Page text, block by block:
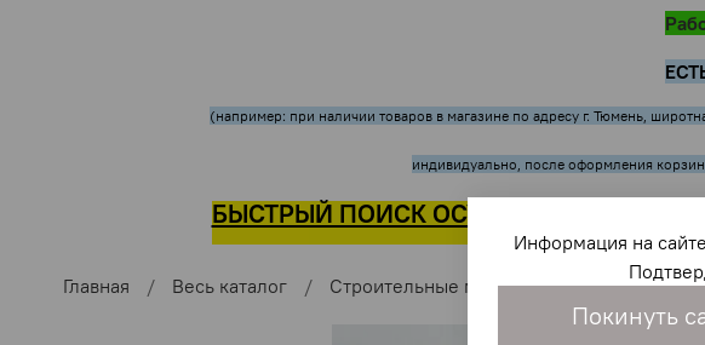
(например: при наличии товаров в магазине по адресу г. Тюмень,
индивидуально, после оформления
БЫСТРЫЙ ПОИСК ОСУЩЕСТВЛЯЕТСЯ
Главная Весь каталог Строительные материалы
Информация на
Покинуть